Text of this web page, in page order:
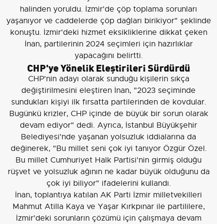
halinden yoruldu. İzmir'de çöp toplama sorunları
yaşanıyor ve caddelerde çöp dağları birikiyor" şeklinde
konuştu. İzmir'deki hizmet eksikliklerine dikkat çeken
İnan, partilerinin 2024 seçimleri için hazırlıklar
yapacağını belirtti.
CHP'ye Yönelik Eleştirileri Sürdürdü
CHP'nin adayı olarak sunduğu kişilerin sıkça
değiştirilmesini eleştiren İnan, "2023 seçiminde
sundukları kişiyi ilk fırsatta partilerinden de kovdular.
Bugünkü krizler, CHP içinde de büyük bir sorun olarak
devam ediyor" dedi. Ayrıca, İstanbul Büyükşehir
Belediyesi'nde yaşanan yolsuzluk iddialarına da
değinerek, "Bu millet seni çok iyi tanıyor Özgür Özel.
Bu millet Cumhuriyet Halk Partisi'nin girmiş olduğu
rüşvet ve yolsuzluk ağının ne kadar büyük olduğunu da
çok iyi biliyor" ifadelerini kullandı.
İnan, toplantıya katılan AK Parti İzmir milletvekilleri
Mahmut Atilla Kaya ve Yaşar Kırkpınar ile partililere,
İzmir'deki sorunların çözümü için çalışmaya devam